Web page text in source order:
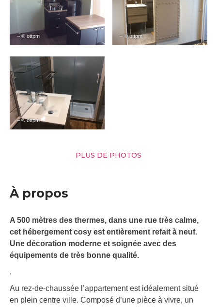
– © ottpm – © ottpm
– © ottpm
PLUS DE PHOTOS
À propos
A 500 mètres des thermes, dans une rue très calme,
cet hébergement cosy est entièrement refait à neuf.
Une décoration moderne et soignée avec des
équipements de très bonne qualité.
.
Au rez-de-chaussée l’appartement est idéalement situé
en plein centre ville. Composé d’une pièce à vivre, un